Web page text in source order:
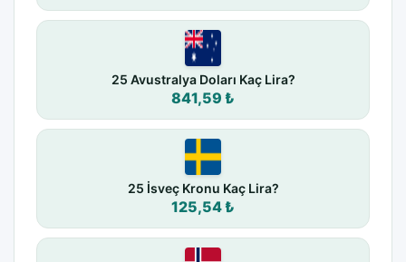
25 Avustralya Doları Kaç Lira?
841,59 ₺
25 İsveç Kronu Kaç Lira?
125,54 ₺